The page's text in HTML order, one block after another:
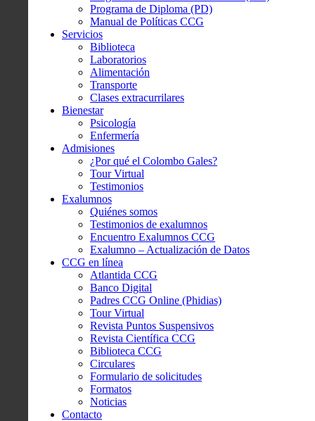
Programa de Diploma (PD)
Manual de Políticas CCG
Servicios
Biblioteca
Laboratorios
Alimentación
Transporte
Clases extracurrilares
Bienestar
Psicología
Enfermería
Admisiones
¿Por qué el Colombo Gales?
Tour Virtual
Testimonios
Exalumnos
Quiénes somos
Testimonios de exalumnos
Encuentro Exalumnos CCG
Exalumno – Actualización de Datos
CCG en línea
Atlantida CCG
Banco Digital
Padres CCG Online (Phidias)
Tour Virtual
Revista Puntos Suspensivos
Revista Científica CCG
Biblioteca CCG
Circulares
Formulario de solicitudes
Formatos
Noticias
Contacto